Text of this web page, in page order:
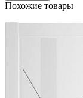
Похожие товары